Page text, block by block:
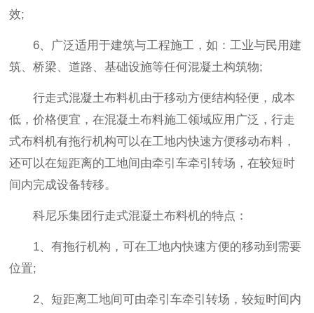
效;
6、广泛适用于建筑与工程施工，如：工业与民用建
筑、桥梁、道路、基础设施等任何混凝土构筑物;
行走式混凝土布料机由于移动方便结构轻便，成本
低，价格便宜，在混凝土布料施工领域应用广泛，行走
式布料机有拖行机构可以在工地内快速方便移动布料，
还可以在短距离的工地间由牵引车牵引转场，在较短时
间内完成设备转移。
科尼乐集团行走式混凝土布料机的特点：
1、有拖行机构，可在工地内快速方便的移动到需要
位置;
2、短距离工地间可由牵引车牵引转场，较短时间内